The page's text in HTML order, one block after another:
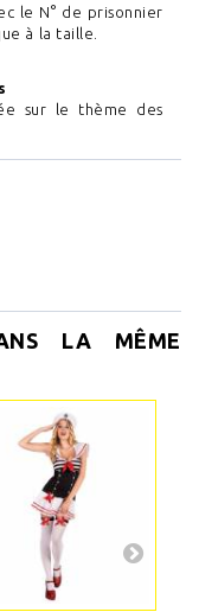
le N° de prisonnier
à la taille.
sur le thème des
LA MÊME